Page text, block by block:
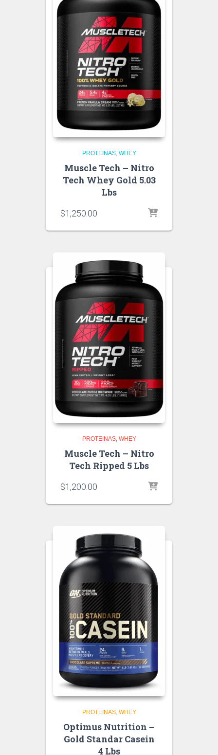
PROTEINAS WHEY
Muscle Tech – Nitro
Tech Whey Gold 5.03
Lbs
$1,250.00
PROTEINAS WHEY
Muscle Tech – Nitro
Tech Ripped 5 Lbs
$1,200.00
PROTEINAS WHEY
Optimus Nutrition –
Gold Standar Casein
4 Lbs